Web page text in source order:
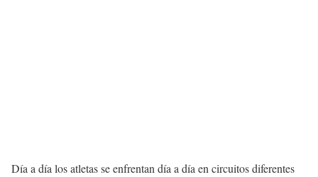
Día a día los atletas se enfrentan día a día en circuitos diferentes